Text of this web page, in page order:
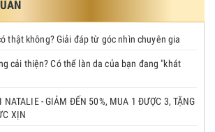
thật không? Giải đáp từ góc nhìn chuyên gia
cải thiện? Có thể làn da của bạn đang "khát
- GIẢM ĐẾN 50%, MUA 1 ĐƯỢC 3, TẶNG
XỊN